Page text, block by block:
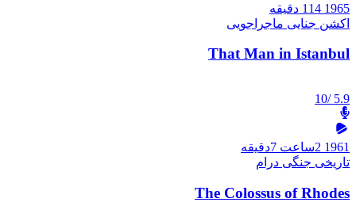
1965 114 دقیقه
اکشن جنایی ماجراجویی
That Man in Istanbul
5.9
/10
1961 2ساعت 7دقیقه
تاریخی جنگی درام
The Colossus of Rhodes